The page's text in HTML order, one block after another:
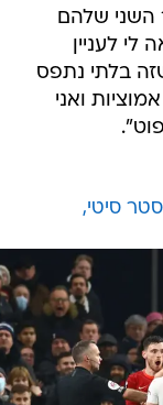
השני שלהם
לעניין
בלתי נתפס
ואני
סיטי,